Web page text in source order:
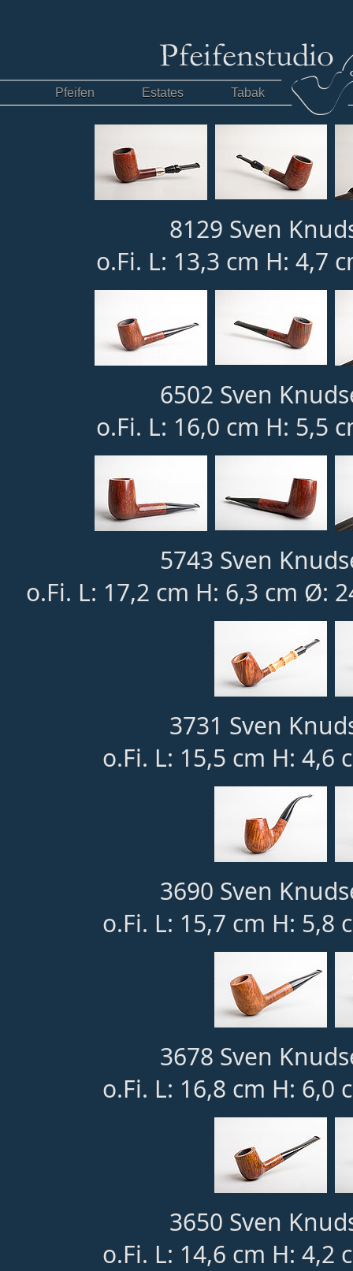
Pfeifen Estates Tabak
8129 Sven
o.Fi. L: 13,3 cm H: 4,7
6502 Sven
o.Fi. L: 16,0 cm H: 5,5
5743 Sven
o.Fi. L: 17,2 cm H: 6,3 cm Ø:
3731 Sven
o.Fi. L: 15,5 cm H: 4,6
3690 Sven
o.Fi. L: 15,7 cm H: 5,8
3678 Sven
o.Fi. L: 16,8 cm H: 6,0
3650 Sven
o.Fi. L: 14,6 cm H: 4,2